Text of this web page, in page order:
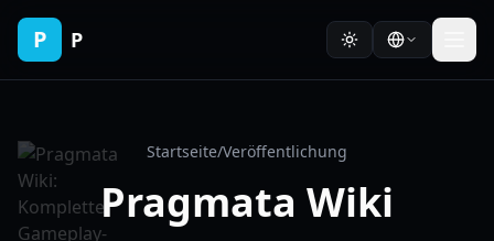
P P
Startseite/Veröffentlichung
Pragmata Wiki